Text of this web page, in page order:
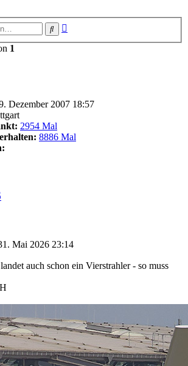
Suche
1
Dezember 2007 18:57
2954 Mal
8886 Mal
Mai 2026 23:14
auch schon ein Vierstrahler - so muss